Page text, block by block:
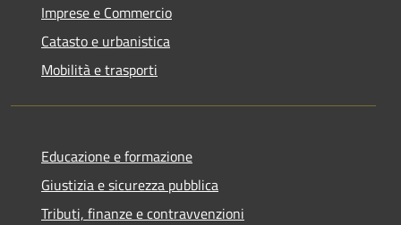
Imprese e Commercio
Catasto e urbanistica
Mobilità e trasporti
Educazione e formazione
Giustizia e sicurezza pubblica
Tributi, finanze e contravvenzioni